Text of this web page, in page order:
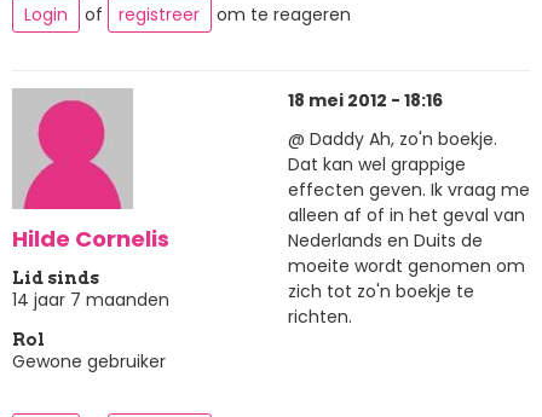
Login
of registreer om te reageren
Hilde Cornelis
Lid sinds
14 jaar 7 maanden
Rol
Gewone gebruiker
18 mei 2012 - 18:16
@ Daddy Ah, zo'n boekje.
Dat kan wel grappige
effecten geven. Ik vraag me
alleen af of in het geval van
Nederlands en Duits de
moeite wordt genomen om
zich tot zo'n boekje te
richten.